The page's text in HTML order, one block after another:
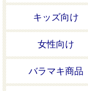
キッズ向け
女性向け
バラマキ商品